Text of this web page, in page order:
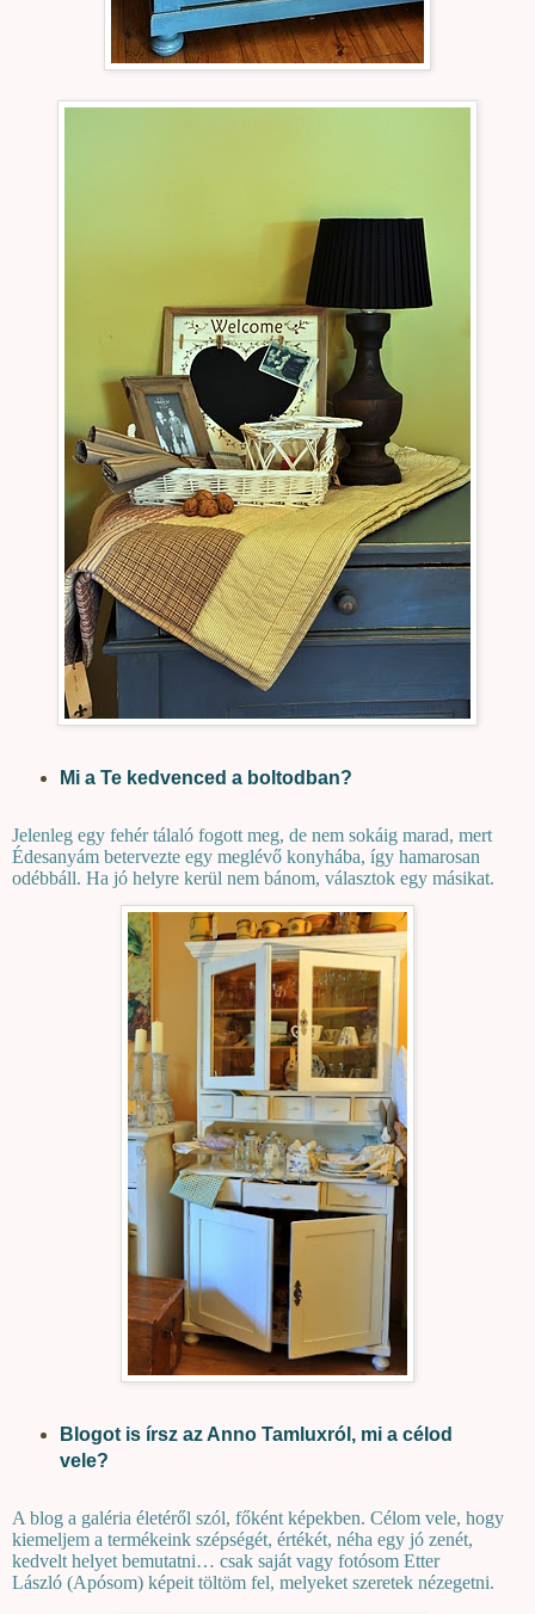
Mi a Te kedvenced a boltodban?
Jelenleg egy fehér tálaló fogott meg, de nem sokáig marad, mert
Édesanyám betervezte egy meglévő konyhába, így hamarosan
odébbáll. Ha jó helyre kerül nem bánom, választok egy másikat.
Blogot is írsz az Anno Tamluxról, mi a célod
vele?
A blog a galéria életéről szól, főként képekben. Célom vele, hogy
kiemeljem a termékeink szépségét, értékét, néha egy jó zenét,
kedvelt helyet bemutatni… csak saját vagy fotósom Etter
László (Apósom) képeit töltöm fel, melyeket szeretek nézegetni.